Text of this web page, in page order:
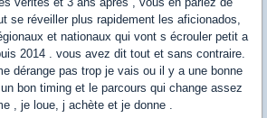
se réveiller plus rapidement les aficionados,
et nationaux qui vont s écrouler petit a
2014 . vous avez dit tout et sans contraire.
dérange pas trop je vais ou il y a une bonne
bon timing et le parcours qui change assez
, je loue, j achète et je donne .